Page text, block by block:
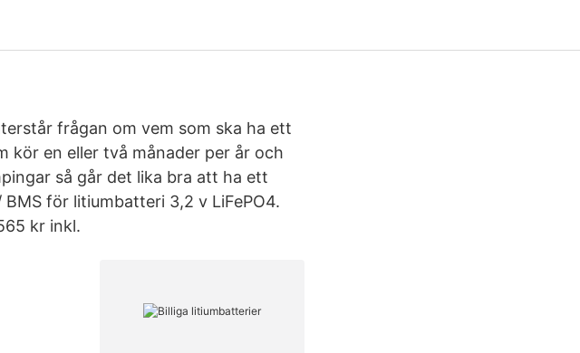
frågan om vem som ska ha ett
kör en eller två månader per år och
så går det lika bra att ha ett
för litiumbatteri 3,2 v LiFePO4.
kr inkl.